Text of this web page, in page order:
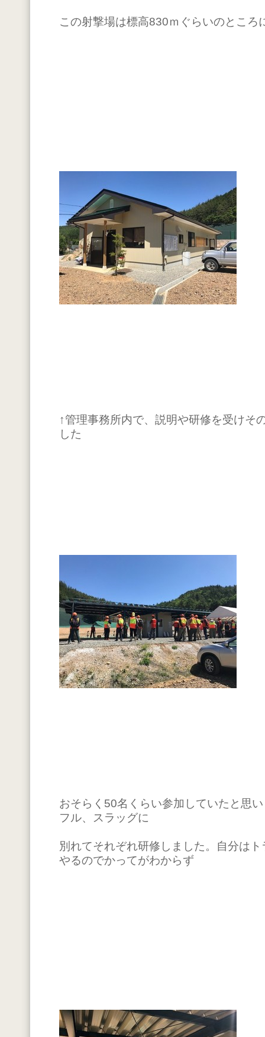
この射撃場は標高830ｍぐらいのところ
↑管理事務所内で、説明や研修を受けそ
した
おそらく50名くらい参加していたと思
フル、スラッグに
別れてそれぞれ研修しました。自分は
やるのでかってがわからず